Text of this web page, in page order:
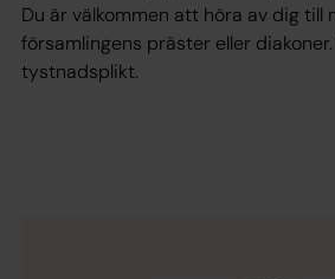
Du är välkommen att höra av dig till
församlingens präster eller
tystnadsplikt.